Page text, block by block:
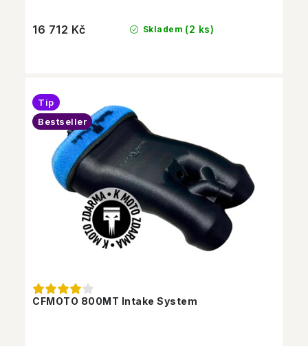
Skladem (2 ks)
16 712 Kč
CFMOTO 800MT Intake System
Tip
Bestseller